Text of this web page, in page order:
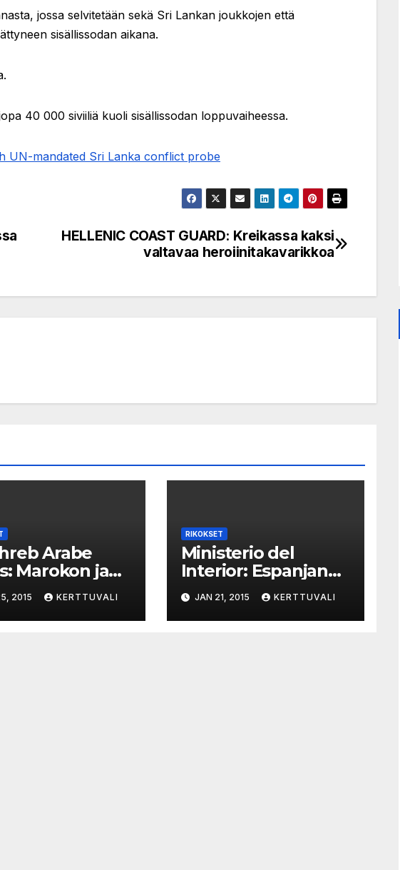
jossa selvitetään sekä Sri Lankan joukkojen että
sisällissodan aikana.
40 000 siviiliä kuoli sisällissodan loppuvaiheessa.
UN-mandated Sri Lanka conflict probe
HELLENIC COAST GUARD: Kreikassa kaksi
valtavaa heroiinitakavarikkoa
Arabe
Marokon ja
2015 KERTTUVALI
RIKOKSET
Ministerio del
Interior: Espanjan
poliisi hajotti
alaikäisiä
tarjonneen
JAN 21, 2015 KERTTUVALI